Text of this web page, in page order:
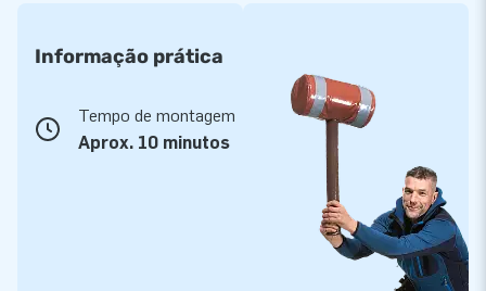
Informação prática
Tempo de montagem
Aprox. 10 minutos